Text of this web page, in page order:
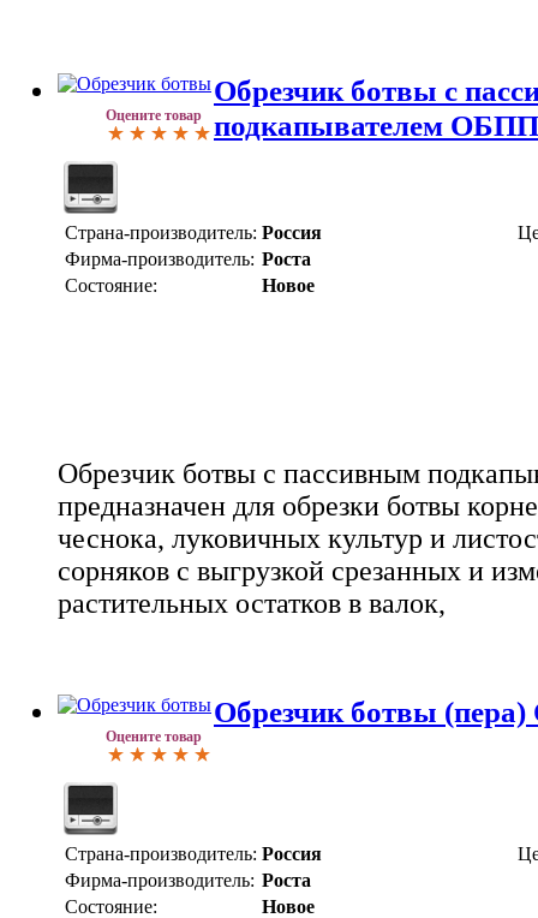
Оцените товар
Обрезчик ботвы с
подкапывателем
Страна-производитель: Россия
Фирма-производитель: Роста
Состояние:
Новое
Обрезчик ботвы с пассивным
предназначен для обрезки ботвы
чеснока, луковичных культур и
сорняков с выгрузкой срезанных и
растительных остатков в валок,
Оцените товар
Обрезчик ботвы
Страна-производитель: Россия
Фирма-производитель: Роста
Состояние:
Новое